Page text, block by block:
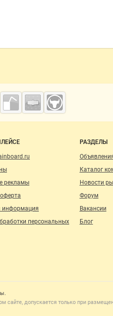
по сайту
рекламы
информация
персональных
РАЗДЕЛЫ
Каталог
Новости
Форум
Вакансии
Блог
допускается только при